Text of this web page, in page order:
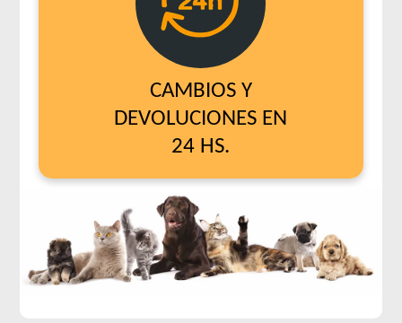
CAMBIOS Y
DEVOLUCIONES EN
24 HS.